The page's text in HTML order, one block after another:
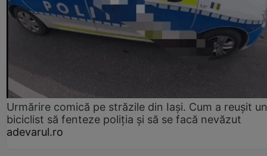
Urmărire comică pe străzile din Iași. Cum a reușit un
biciclist să fenteze poliția și să se facă nevăzut
adevarul.ro